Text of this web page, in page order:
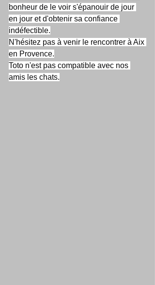
bonheur de le voir s'épanouir de jour
en jour et d'obtenir sa confiance
indéfectible.
N'hésitez pas à venir le rencontrer à Aix
en Provence.
Toto n'est pas compatible avec nos
amis les chats.